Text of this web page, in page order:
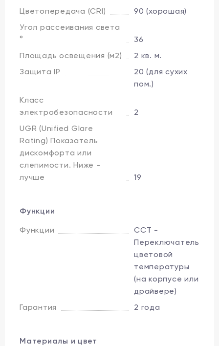
Цветопередача (CRI)
90 (хорошая)
Угол рассеивания света
°
36
Площадь освещения (м2)
2 кв. м.
Защита IP
20 (для сухих
пом.)
Класс
электробезопасности
2
UGR (Unified Glare
Rating) Показатель
дискомфорта или
слепимости. Ниже -
лучше
19
Функции
Функции
CCT -
Переключатель
цветовой
температуры
(на корпусе или
драйвере)
Гарантия
2 года
Материалы и цвет